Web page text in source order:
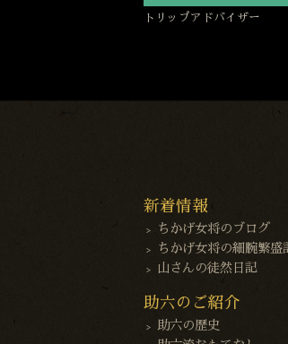
トリップアドバイザー
新着情報
ちかげ女将のブログ
ちかげ女将の細腕繁盛
山さんの徒然日記
助六のご紹介
助六の歴史